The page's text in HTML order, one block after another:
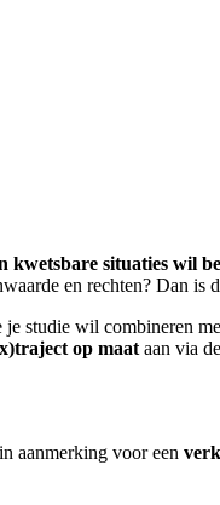
kwetsbare situaties wil
en rechten? Dan is
je studie wil combineren
op maat aan via
aanmerking voor een